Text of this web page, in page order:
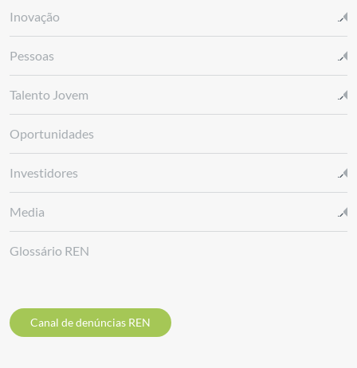
Inovação
Pessoas
Talento Jovem
Oportunidades
Investidores
Media
Glossário REN
Canal de denúncias REN